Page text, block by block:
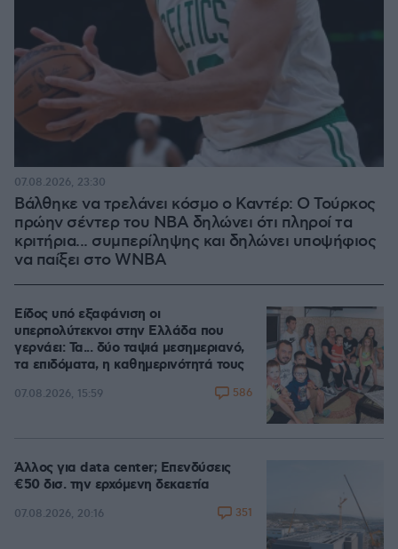
Βάλθηκε να τρελάνει κόσμο ο Καντέρ: Ο Τούρκος
πρώην σέντερ του NBA δηλώνει ότι πληροί τα
κριτήρια... συμπερίληψης και δηλώνει υποψήφιος
να παίξει στο WNBA
07.08.2026, 23:30
Είδος υπό εξαφάνιση οι
υπερπολύτεκνοι στην Ελλάδα που
γερνάει: Τα... δύο ταψιά μεσημεριανό,
τα επιδόματα, η καθημερινότητά τους
07.08.2026, 15:59 586
Άλλος για data center; Επενδύσεις
€50 δισ. την ερχόμενη δεκαετία
07.08.2026, 20:16 351